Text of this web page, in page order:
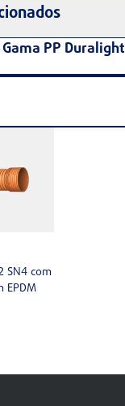
Gama PP Duralight
SN4 com
EPDM